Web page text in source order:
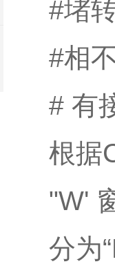
#堵
#相
# 有
根据
"W'
分为